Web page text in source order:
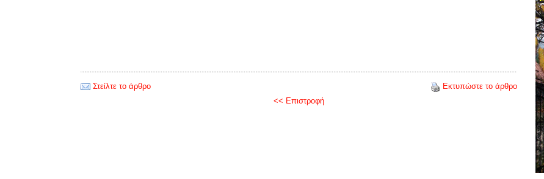
Στείλτε το άρθρο
Εκτυπώστε το άρθρο
<< Επιστροφή